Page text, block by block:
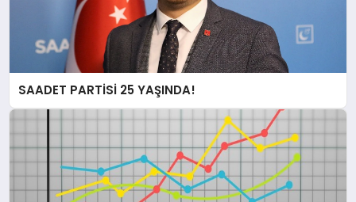
EKONOMI
MAGAZIN
SAADET PARTİSİ 25 YAŞINDA!